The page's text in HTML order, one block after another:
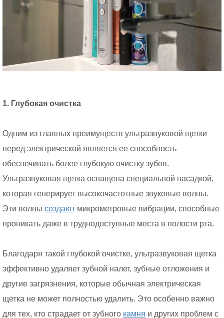
1. Глубокая очистка
Одним из главных преимуществ ультразвуковой щетки
перед электрической является ее способность
обеспечивать более глубокую очистку зубов.
Ультразвуковая щетка оснащена специальной насадкой,
которая генерирует высокочастотные звуковые волны.
Эти волны создают микрометровые вибрации, способные
проникать даже в труднодоступные места в полости рта.
Благодаря такой глубокой очистке, ультразвуковая щетка
эффективно удаляет зубной налет, зубные отложения и
другие загрязнения, которые обычная электрическая
щетка не может полностью удалить. Это особенно важно
для тех, кто страдает от зубного камня и других проблем с